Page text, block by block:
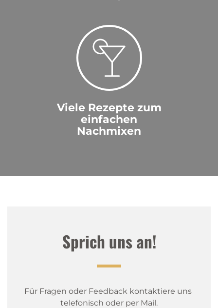
Viele Rezepte zum
einfachen
Nachmixen
Sprich uns an!
Für Fragen oder Feedback kontaktiere uns
telefonisch oder per Mail.